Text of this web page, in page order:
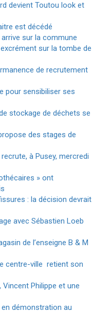
devient Toutou look et
est décédé
sur la commune
sur la tombe de
de recrutement
pour sensibiliser ses
stockage de déchets se
des stages de
à Pusey, mercredi
» ont
: la décision devrait
avec Sébastien Loeb
de l’enseigne B & M
centre-ville retient son
Vincent Philippe et une
démonstration au